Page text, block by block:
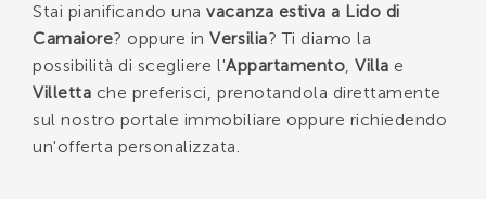
Stai pianificando unavacanza estiva a Lido di
Camaiore? oppure inVersilia? Ti diamo la
possibilità di scegliere l'Appartamento,Villa e
Villetta che preferisci, prenotandola direttamente
sul nostro portale immobiliare oppure richiedendo
un'offerta personalizzata.